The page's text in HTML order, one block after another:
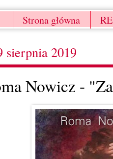
Strona główna
sierpnia 2019
Nowicz -